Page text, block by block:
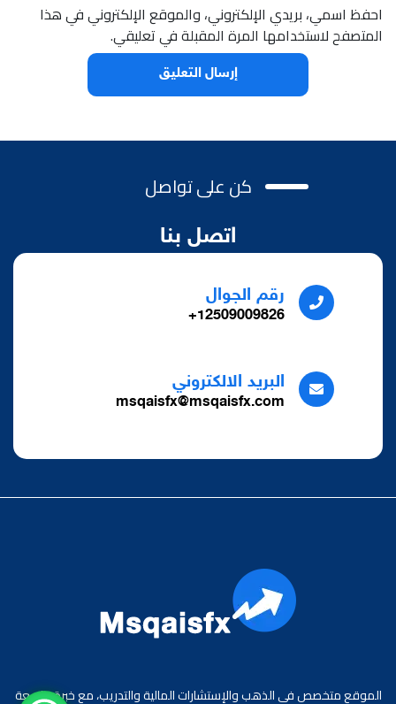
احفظ اسمي، بريدي الإلكتروني، والموقع الإلكتروني في هذا
المتصفح لاستخدامها المرة المقبلة في تعليقي.
كن على تواصل
اتصل بنا
رقم الجوال
12509009826+
البريد الالكتروني
msqaisfx@msqaisfx.com
الموقع متخصص في الذهب والإستشارات المالية والتدريب، مع خبرة واسعة